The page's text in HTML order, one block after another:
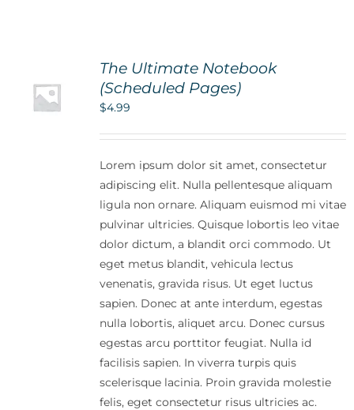
The Ultimate Notebook
(Scheduled Pages)
$4.99
Lorem ipsum dolor sit amet, consectetur
adipiscing elit. Nulla pellentesque aliquam
ligula non ornare. Aliquam euismod mi vitae
pulvinar ultricies. Quisque lobortis leo vitae
dolor dictum, a blandit orci commodo. Ut
eget metus blandit, vehicula lectus
venenatis, gravida risus. Ut eget luctus
sapien. Donec at ante interdum, egestas
nulla lobortis, aliquet arcu. Donec cursus
egestas arcu porttitor feugiat. Nulla id
facilisis sapien. In viverra turpis quis
scelerisque lacinia. Proin gravida molestie
felis, eget consectetur risus ultricies ac.